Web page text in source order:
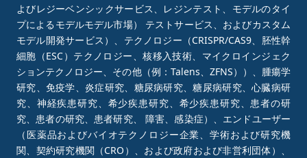
よびレジーベンシックサービス、レジンテスト、モデルのタイ
プによるモデルモデル市場） テストサービス、およびカスタム
モデル開発サービス）、テクノロジー（CRISPR/CAS9、胚性幹
細胞（ESC）テクノロジー、核移入技術、マイクロインジェク
ションテクノロジー、その他（例：Talens、ZFNS））、腫瘍学
研究、免疫学、炎症研究、糖尿病研究、糖尿病研究、心臓病研
究、神経疾患研究、希少疾患研究、希少疾患研究、患者の研
究、患者の研究、患者研究、 障害、感染症）、エンドユーザー
（医薬品およびバイオテクノロジー企業、学術および研究機
関、契約研究機関（CRO）、および政府および非営利団体）、